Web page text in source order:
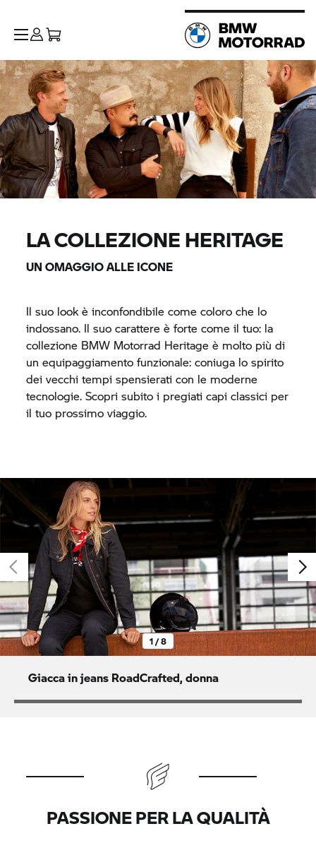
LA COLLEZIONE HERITAGE
UN OMAGGIO ALLE ICONE
Il suo look è inconfondibile come coloro che lo
indossano. Il suo carattere è forte come il tuo: la
collezione BMW Motorrad Heritage è molto più di
un equipaggiamento funzionale: coniuga lo spirito
dei vecchi tempi spensierati con le moderne
tecnologie. Scopri subito i pregiati capi classici per
il tuo prossimo viaggio.
1 / 8
Giacca in jeans RoadCrafted, donna
PASSIONE PER LA QUALITÀ